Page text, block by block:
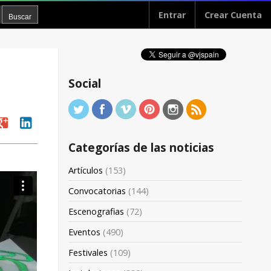
Entrar Crear Cuenta
linkedin
Social
Categorías de las noticias
Artículos (153)
Convocatorias (144)
Escenografias (72)
Eventos (490)
Festivales (109)